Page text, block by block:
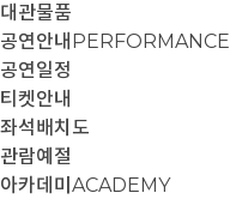
대관물품
공연안내 PERFORMANCE
공연일정
티켓안내
좌석배치도
관람예절
아카데미 ACADEMY